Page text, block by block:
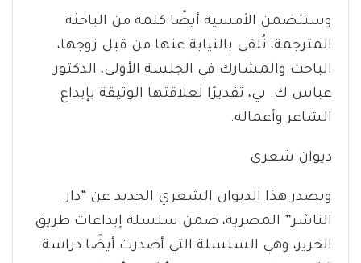
وستتضمن الأمسية أيضًا كلمة من الباحثة
المترجمة، تُلقى بالنيابة عنها من قبل زوجها،
الباحث والمشارك في الجلسة الأولى، الدكتور
عباس ك. بي، تقديرًا لعلاقتها الوثيقة بإبداع
الشاعر وأعماله.
ديوان شعري
ويصدر هذا الديوان الشعري الجديد عن “دار
الناشر” المصرية، ضمن سلسلة إبداعات طريق
الحرير، وهي السلسلة التي أصدرت أيضًا دراسة